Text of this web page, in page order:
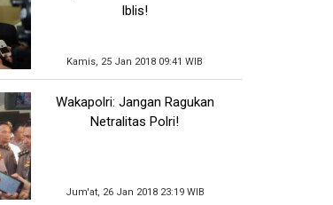
Iblis!
Kamis, 25 Jan 2018 09:41 WIB
Wakapolri: Jangan Ragukan
Netralitas Polri!
Jum'at, 26 Jan 2018 23:19 WIB